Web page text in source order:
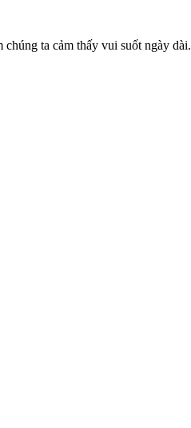
ta cảm thấy vui suốt ngày dài.